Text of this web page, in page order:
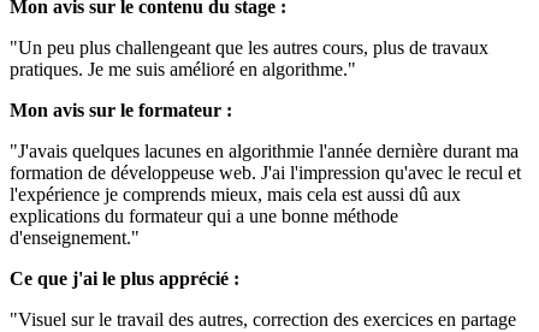
Mon avis sur le contenu du stage :
"Un peu plus challengeant que les autres cours, plus de travaux
pratiques. Je me suis amélioré en algorithme."
Mon avis sur le formateur :
"J'avais quelques lacunes en algorithmie l'année dernière durant ma
formation de développeuse web. J'ai l'impression qu'avec le recul et
l'expérience je comprends mieux, mais cela est aussi dû aux
explications du formateur qui a une bonne méthode
d'enseignement."
Ce que j'ai le plus apprécié :
"Visuel sur le travail des autres, correction des exercices en partage